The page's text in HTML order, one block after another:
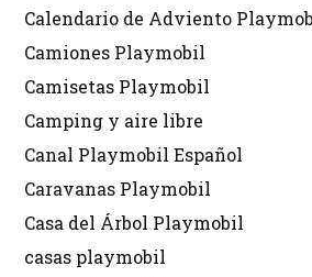
Calendario de Adviento
Camiones Playmobil
Camisetas Playmobil
Camping y aire libre
Canal Playmobil Español
Caravanas Playmobil
Casa del Árbol Playmobil
casas playmobil